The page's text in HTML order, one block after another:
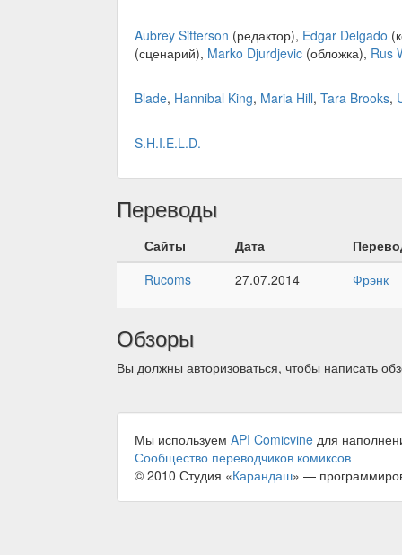
Aubrey Sitterson (редактор), Edgar Delgado
(сценарий), Marko Djurdjevic (обложка), Rus
Blade, Hannibal King, Maria Hill, Tara Brooks,
S.H.I.E.L.D.
Переводы
Сайты Дата
Rucoms
27.07.2014 Фрэнк
Обзоры
Вы должны авторизоваться, чтобы написать
Мы используем API Comicvine для
Сообщество переводчиков комиксов
© 2010 Студия «Карандаш» —